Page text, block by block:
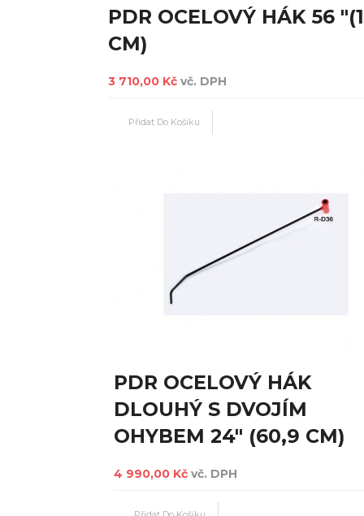
PDR OCELOVÝ HÁK 56
CM)
3 710,00 Kč vč. DPH
PDR OCELOVÝ HÁK
DLOUHÝ S DVOJÍM
OHYBEM 24" (60,9 CM)
4 990,00 Kč vč. DPH